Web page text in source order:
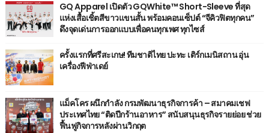
GQ Apparel เปิดตัว GQWhite™ Short-Sleeve ที่สุด
แห่งเสื้อเชิ้ตสีขาวแขนสั้น พร้อมคอนเซ็ปต์ “จีคิวฟิตทุกคน”
ดึงจุดเด่นการออกแบบเพื่อคนทุกเพศ ทุกไซส์
ครั้งแรกที่ศรีสะเกษ! ทีมชาติไทย ปะทะ เติร์กเมนิสถาน อุ่น
เครื่องฟีฟ่าเดย์
แม็คโคร ผนึกกำลัง กรมพัฒนาธุรกิจการค้า – สมาคมเชฟ
ประเทศไทย “ติดปีกร้านอาหาร” สนับสนุนธุรกิจรายย่อย ช่วย
ฟื้นฟูกิจการหลังผ่านวิกฤต